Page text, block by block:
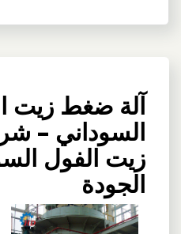
آلة ضغط زيت
السوداني –
زيت الفول
الجودة